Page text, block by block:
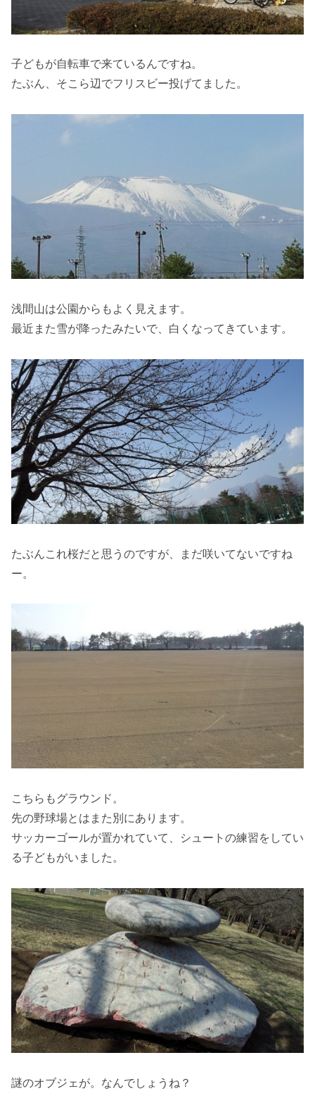
子どもが自転車で来ているんですね。
たぶん、そこら辺でフリスビー投げてました。
浅間山は公園からもよく見えます。
最近また雪が降ったみたいで、白くなってきています。
たぶんこれ桜だと思うのですが、まだ咲いてないですね
ー。
こちらもグラウンド。
先の野球場とはまた別にあります。
サッカーゴールが置かれていて、シュートの練習をしてい
る子どもがいました。
謎のオブジェが。なんでしょうね？